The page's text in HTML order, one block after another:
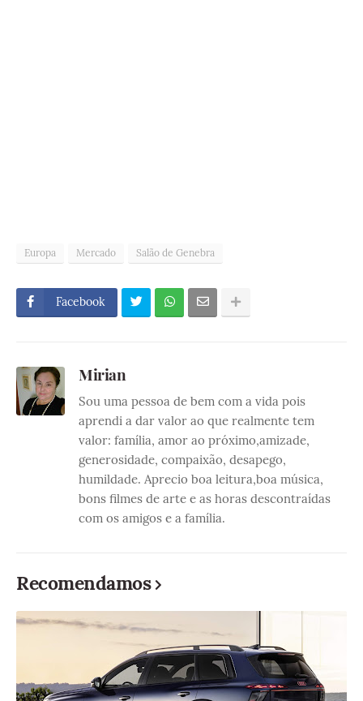
Europa Mercado Salão de Genebra
Facebook
Mirian
Sou uma pessoa de bem com a vida pois
aprendi a dar valor ao que realmente tem
valor: família, amor ao próximo,amizade,
generosidade, compaixão, desapego,
humildade. Aprecio boa leitura,boa música,
bons filmes de arte e as horas descontraídas
com os amigos e a família.
Recomendamos